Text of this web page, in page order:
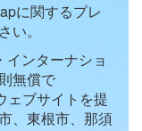
に関するプレ
い。
ンターナショ
無償で
ェブサイトを提
、東根市、那須